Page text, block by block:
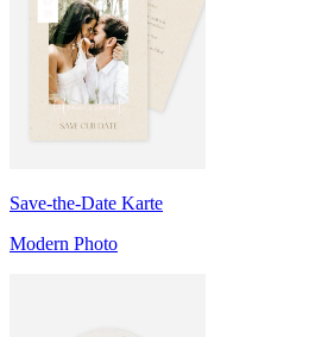
Save-the-Date Karte
Modern Photo